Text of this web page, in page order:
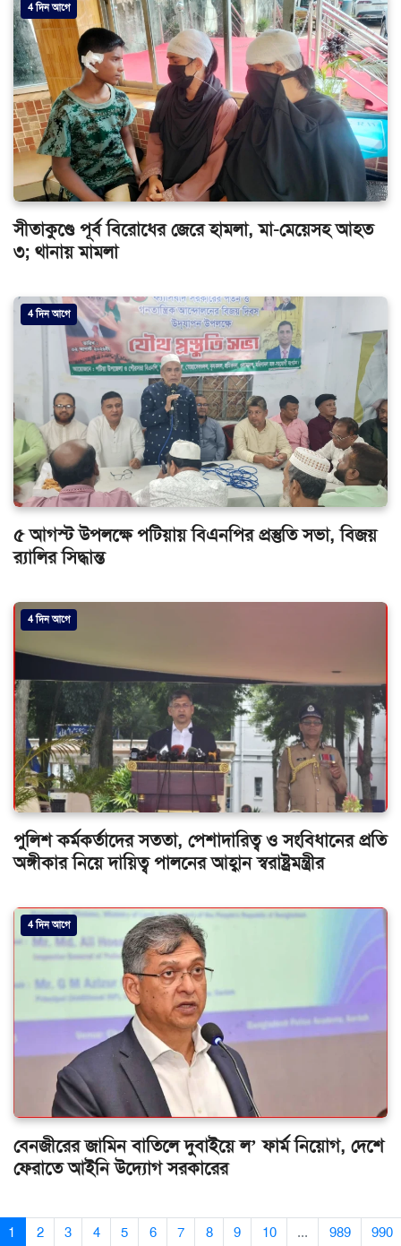
4 দিন আগে
সীতাকুণ্ডে পূর্ব বিরোধের জেরে হামলা, মা-মেয়েসহ আহত
৩; থানায় মামলা
4 দিন আগে
৫ আগস্ট উপলক্ষে পটিয়ায় বিএনপির প্রস্তুতি সভা, বিজয়
র‌্যালির সিদ্ধান্ত
4 দিন আগে
পুলিশ কর্মকর্তাদের সততা, পেশাদারিত্ব ও সংবিধানের প্রতি
অঙ্গীকার নিয়ে দায়িত্ব পালনের আহ্বান স্বরাষ্ট্রমন্ত্রীর
4 দিন আগে
বেনজীরের জামিন বাতিলে দুবাইয়ে ল’ ফার্ম নিয়োগ, দেশে
ফেরাতে আইনি উদ্যোগ সরকারের
1 2 3 4 5 6 7 8 9 10 ... 989 990